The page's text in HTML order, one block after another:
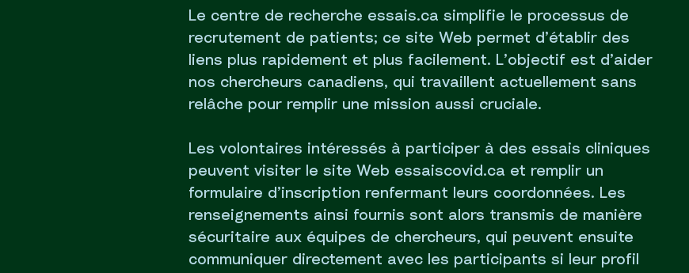
Le centre de recherche essais.ca simplifie le processus de
recrutement de patients; ce site Web permet d’établir des
liens plus rapidement et plus facilement. L’objectif est d’aider
nos chercheurs canadiens, qui travaillent actuellement sans
relâche pour remplir une mission aussi cruciale.
Les volontaires intéressés à participer à des essais cliniques
peuvent visiter le site Web essaiscovid.ca et remplir un
formulaire d’inscription renfermant leurs coordonnées. Les
renseignements ainsi fournis sont alors transmis de manière
sécuritaire aux équipes de chercheurs, qui peuvent ensuite
communiquer directement avec les participants si leur profil